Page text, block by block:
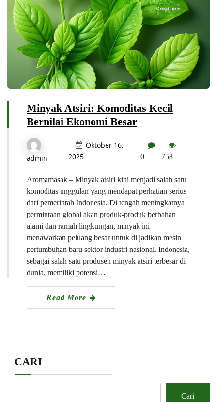
Minyak Atsiri: Komoditas Kecil
Bernilai Ekonomi Besar
admin
Oktober 16,
2025
0 758
Aromamasak – Minyak atsiri kini menjadi salah satu
komoditas unggulan yang mendapat perhatian serius
dari pemerintah Indonesia. Di tengah meningkatnya
permintaan global akan produk-produk berbahan
alami dan ramah lingkungan, minyak ini
menawarkan peluang besar untuk di jadikan mesin
pertumbuhan baru sektor industri nasional. Indonesia,
sebagai salah satu produsen minyak atsiri terbesar di
dunia, memiliki potensi…
Read More
CARI
Cari